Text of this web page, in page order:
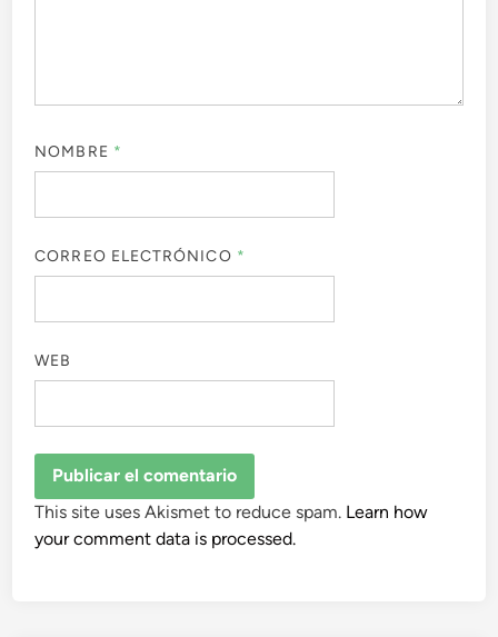
NOMBRE *
CORREO ELECTRÓNICO *
WEB
This site uses Akismet to reduce spam. Learn how
your comment data is processed.